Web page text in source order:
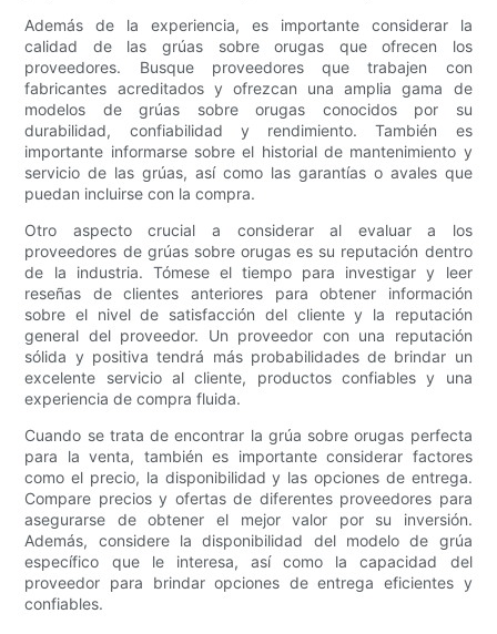
Además de la experiencia, es importante considerar la
calidad de las grúas sobre orugas que ofrecen los
proveedores. Busque proveedores que trabajen con
fabricantes acreditados y ofrezcan una amplia gama de
modelos de grúas sobre orugas conocidos por su
durabilidad, confiabilidad y rendimiento. También es
importante informarse sobre el historial de mantenimiento y
servicio de las grúas, así como las garantías o avales que
puedan incluirse con la compra.
Otro aspecto crucial a considerar al evaluar a los
proveedores de grúas sobre orugas es su reputación dentro
de la industria. Tómese el tiempo para investigar y leer
reseñas de clientes anteriores para obtener información
sobre el nivel de satisfacción del cliente y la reputación
general del proveedor. Un proveedor con una reputación
sólida y positiva tendrá más probabilidades de brindar un
excelente servicio al cliente, productos confiables y una
experiencia de compra fluida.
Cuando se trata de encontrar la grúa sobre orugas perfecta
para la venta, también es importante considerar factores
como el precio, la disponibilidad y las opciones de entrega.
Compare precios y ofertas de diferentes proveedores para
asegurarse de obtener el mejor valor por su inversión.
Además, considere la disponibilidad del modelo de grúa
específico que le interesa, así como la capacidad del
proveedor para brindar opciones de entrega eficientes y
confiables.